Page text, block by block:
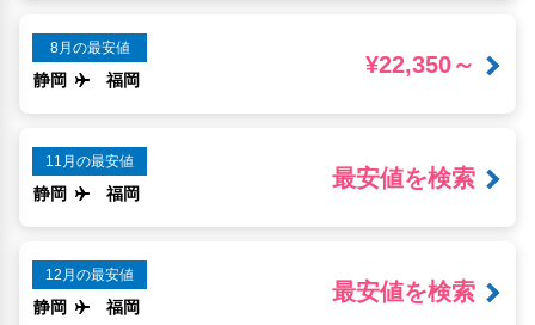
8月の最安値
静岡 福岡
¥22,350～
11月の最安値
静岡 福岡
最安値を検索
12月の最安値
静岡 福岡
最安値を検索